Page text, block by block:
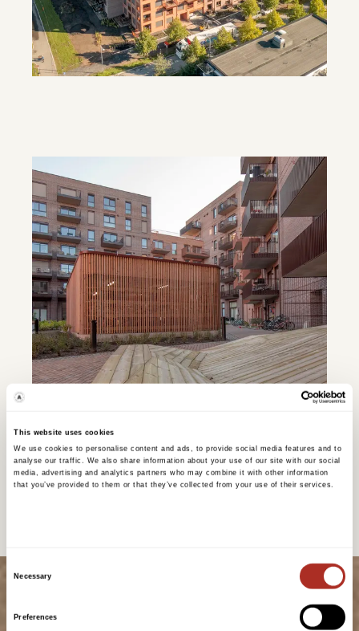
This website uses cookies
We use cookies to personalise content and ads, to provide social media features and to
analyse our traffic. We also share information about your use of our site with our social
media, advertising and analytics partners who may combine it with other information
that you’ve provided to them or that they’ve collected from your use of their services.
Necessary
Preferences